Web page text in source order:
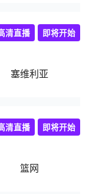
塞维利亚
清直播 即将开始
篮网
清直播 即将开始